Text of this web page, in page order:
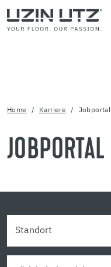
Home Karriere Jobportal
JOBPORTAL